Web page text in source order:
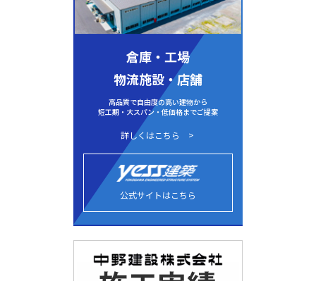
倉庫・工場
物流施設・店舗
高品質で自由度の高い建物から
短工期・大スパン・低価格までご提案
詳しくはこちら
公式サイトはこちら